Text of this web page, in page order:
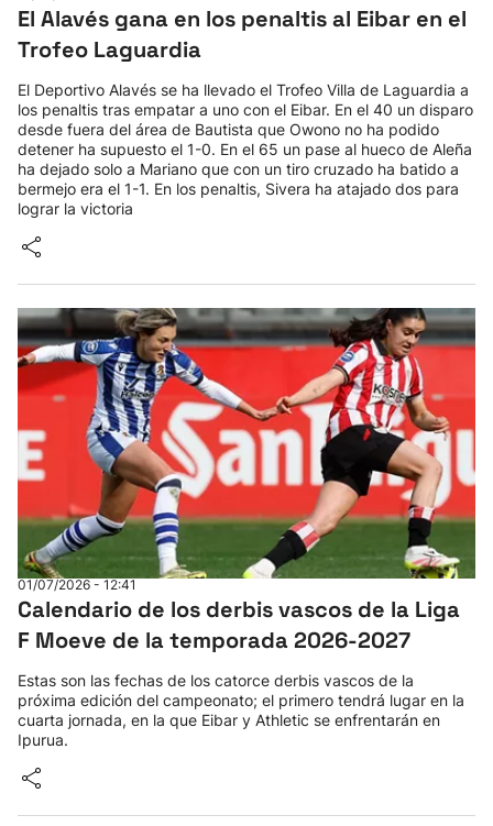
El Alavés gana en los penaltis al Eibar en el
Trofeo Laguardia
El Deportivo Alavés se ha llevado el Trofeo Villa de Laguardia a
los penaltis tras empatar a uno con el Eibar. En el 40 un disparo
desde fuera del área de Bautista que Owono no ha podido
detener ha supuesto el 1-0. En el 65 un pase al hueco de Aleña
ha dejado solo a Mariano que con un tiro cruzado ha batido a
bermejo era el 1-1. En los penaltis, Sivera ha atajado dos para
lograr la victoria
01/07/2026 - 12:41
Calendario de los derbis vascos de la Liga
F Moeve de la temporada 2026-2027
Estas son las fechas de los catorce derbis vascos de la
próxima edición del campeonato; el primero tendrá lugar en la
cuarta jornada, en la que Eibar y Athletic se enfrentarán en
Ipurua.